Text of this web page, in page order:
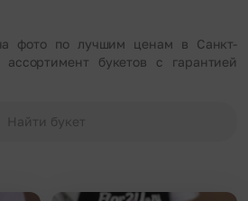
фото по лучшим ценам в Санкт-
букетов с гарантией
Найти букет